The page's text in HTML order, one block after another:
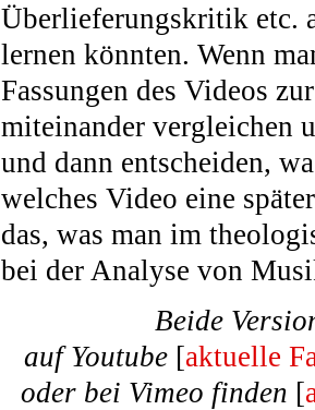
Überlieferungskritik etc.
lernen könnten. Wenn
Fassungen des Videos
miteinander vergleichen
und dann entscheiden,
welches Video eine
das, was man im
bei der Analyse von
Beide
auf Youtube [aktuelle
oder bei Vimeo finden [